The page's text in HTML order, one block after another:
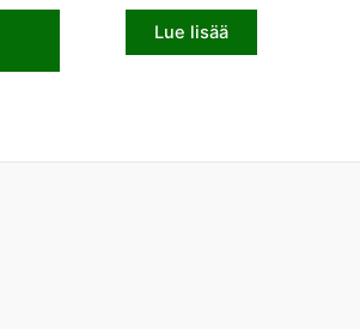
Lue lisää